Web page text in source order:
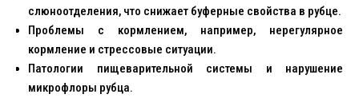
слюноотделения, что снижает буферные свойства в рубце.
Проблемы с кормлением, например, нерегулярное
кормление и стрессовые ситуации.
Патологии пищеварительной системы и нарушение
микрофлоры рубца.